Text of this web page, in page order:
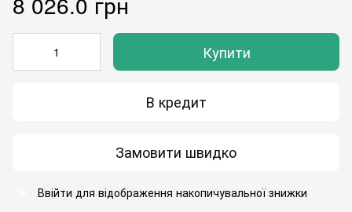
Купити
В кредит
Замовити швидко
Ввійти для відображення накопичувальної знижки